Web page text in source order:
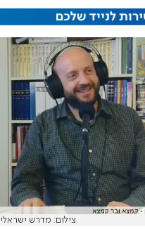
צילום: מדרש ישראלי